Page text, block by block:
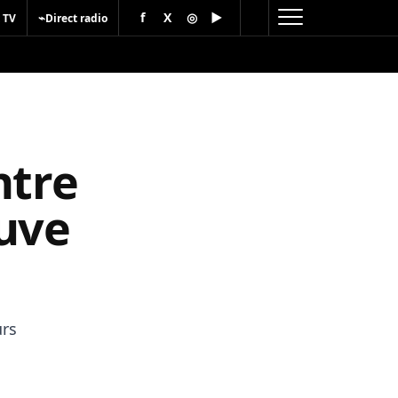
⌁Direct radio f X ◎ ▶